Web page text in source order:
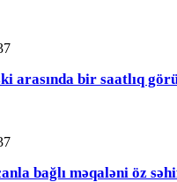
arasında bir saatlıq
bağlı məqaləni öz